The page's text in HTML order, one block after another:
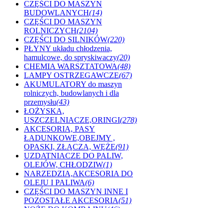
CZĘŚCI DO MASZYN
BUDOWLANYCH(14)
CZĘŚCI DO MASZYN
ROLNICZYCH(2104)
CZĘŚCI DO SILNIKÓW(220)
PŁYNY układu chłodzenia,
hamulcowe, do spryskiwaczy(20)
CHEMIA WARSZTATOWA(48)
LAMPY OSTRZEGAWCZE(67)
AKUMULATORY do maszyn
rolniczych, budowlanych i dla
przemysłu(43)
ŁOŻYSKA,
USZCZELNIACZE,ORINGI(278)
AKCESORIA, PASY
ŁADUNKOWE,OBEJMY ,
OPASKI, ZŁĄCZA, WĘŻE(91)
UZDATNIACZE DO PALIW,
OLEJÓW, CHŁODZIW(1)
NARZEDZIA,AKCESORIA DO
OLEJU I PALIWA(6)
CZĘŚCI DO MASZYN INNE I
POZOSTAŁE AKCESORIA(51)